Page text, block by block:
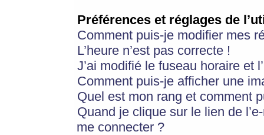
Préférences et réglages de
Comment puis-je modifier mes
L’heure n’est pas correcte !
J’ai modifié le fuseau horaire et
Comment puis-je afficher une
Quel est mon rang et comment
Quand je clique sur le lien de
me connecter ?